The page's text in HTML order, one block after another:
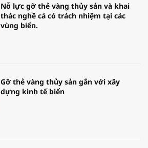
Nỗ lực gỡ thẻ vàng thủy sản và khai
thác nghề cá có trách nhiệm tại các
vùng biển.
Gỡ thẻ vàng thủy sản gắn với xây
dựng kinh tế biển